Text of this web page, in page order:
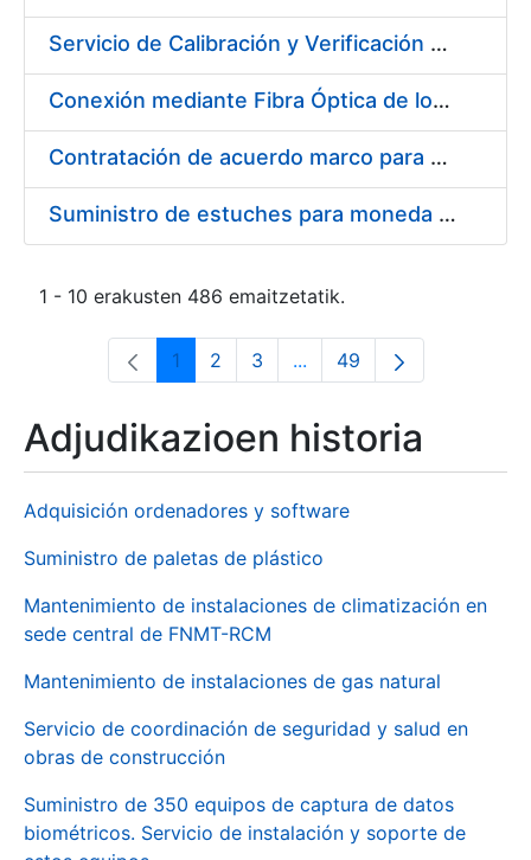
Servicio de Calibración y Verificación Externa de los Equipos de Medición del Servicio de Prevención de la FNMT-RCM
Conexión mediante Fibra Óptica de los Centros de Proceso de Datos (CPDs) de las sedes de la FNMT-RCM de Burgos y Madrid
Contratación de acuerdo marco para el Suministro de Material de Electricidad para la Fábrica Nacional de Moneda y Timbre-Real Casa de la Moneda en su centro de trabajo de Burgos
Suministro de estuches para moneda de 30 €
1 - 10 erakusten 486 emaitzetatik.
Orrialdea
1 Orrialdea
2 Orrialdea
3 ...Intermediate Pages Use
Orrialdea
49
Adjudikazioen historia
Adquisición ordenadores y software
Suministro de paletas de plástico
Mantenimiento de instalaciones de climatización en
sede central de FNMT-RCM
Mantenimiento de instalaciones de gas natural
Servicio de coordinación de seguridad y salud en
obras de construcción
Suministro de 350 equipos de captura de datos
biométricos. Servicio de instalación y soporte de